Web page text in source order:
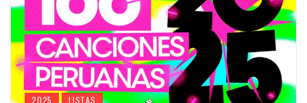
2025 LISTAS